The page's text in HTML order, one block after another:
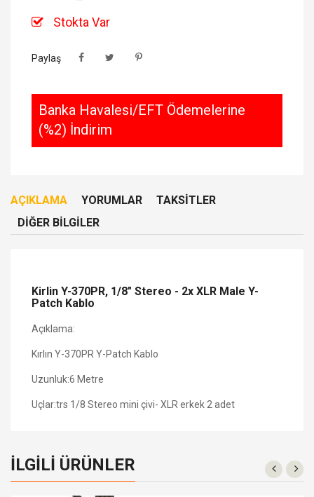
Stokta Var
Paylaş
Banka Havalesi/EFT Ödemelerine
(%2) İndirim
AÇIKLAMA YORUMLAR
TAKSITLER
DIĞER BILGILER
Kirlin Y-370PR, 1/8" Stereo - 2x XLR Male Y-
Patch Kablo
Açıklama:
Kırlın Y-370PR Y-Patch Kablo
Uzunluk:6 Metre
Uçlar:trs 1/8 Stereo mini çivi- XLR erkek 2 adet
İLGILI ÜRÜNLER